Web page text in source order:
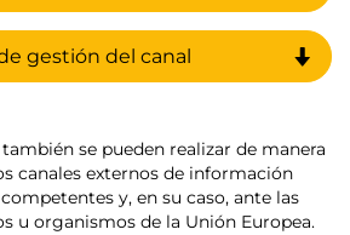
gestión del canal
se pueden realizar de manera
canales externos de información
y, en su caso, ante las
u organismos de la Unión Europea.